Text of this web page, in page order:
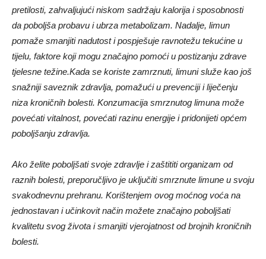
pretilosti, zahvaljujući niskom sadržaju kalorija i sposobnosti
da poboljša probavu i ubrza metabolizam. Nadalje, limun
pomaže smanjiti nadutost i pospješuje ravnotežu tekućine u
tijelu, faktore koji mogu značajno pomoći u postizanju zdrave
tjelesne težine.Kada se koriste zamrznuti, limuni služe kao još
snažniji saveznik zdravlja, pomažući u prevenciji i liječenju
niza kroničnih bolesti. Konzumacija smrznutog limuna može
povećati vitalnost, povećati razinu energije i pridonijeti općem
poboljšanju zdravlja.
Ako želite poboljšati svoje zdravlje i zaštititi organizam od
raznih bolesti, preporučljivo je uključiti smrznute limune u svoju
svakodnevnu prehranu. Korištenjem ovog moćnog voća na
jednostavan i učinkovit način možete značajno poboljšati
kvalitetu svog života i smanjiti vjerojatnost od brojnih kroničnih
bolesti.